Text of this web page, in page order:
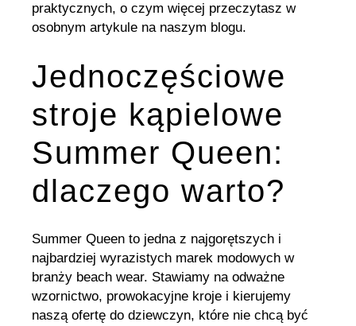
praktycznych, o czym więcej przeczytasz w
osobnym artykule na naszym blogu.
Jednoczęściowe
stroje kąpielowe
Summer Queen:
dlaczego warto?
Summer Queen to jedna z najgorętszych i
najbardziej wyrazistych marek modowych w
branży beach wear. Stawiamy na odważne
wzornictwo, prowokacyjne kroje i kierujemy
naszą ofertę do dziewczyn, które nie chcą być